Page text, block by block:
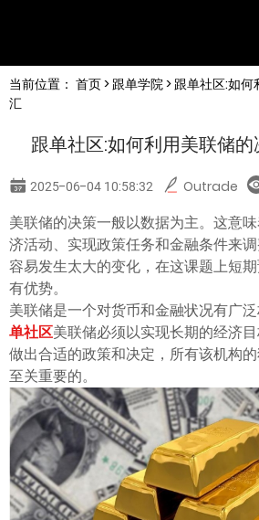
English
简体中文
한글
日本語
Tiếng việt
ไทย
当前位置： 首页> 跟单学院> 跟单社区:如
汇
跟单社区:如何利用美联储
2025-06-04 10:58:32 Outrade
美联储的决策一般以数据为主。这意
济活动、实现政策任务和金融条件来
容易发生太大的变化，在这课题上短
有优势。
美联储是一个对货币和金融状况有广泛
单社区美联储必须以实现长期的经济
做出合适的政策和决定，所有该机构
至关重要的。